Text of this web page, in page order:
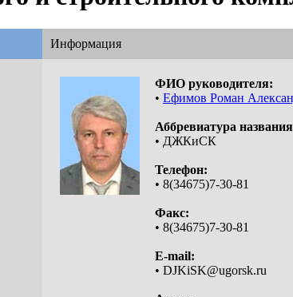
Информация
ФИО руководителя:
• Ефимов Роман
Аббревиатура
• ДЖКиСК
Телефон:
• 8(34675)7-30-81
Факс:
• 8(34675)7-30-81
E-mail:
• DJKiSK@ugorsk.ru